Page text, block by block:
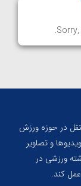
در حوزه ورزش
و تصاویر
ورزشی در
کند.